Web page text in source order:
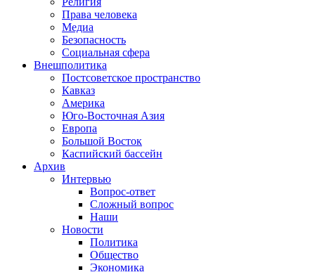
Права человека
Медиа
Безопасность
Социальная сфера
Внешполитика
Постсоветское пространство
Кавказ
Америка
Юго-Восточная Азия
Европа
Большой Восток
Каспийский бассейн
Архив
Интервью
Вопрос-ответ
Сложный вопрос
Наши
Новости
Политика
Общество
Экономика